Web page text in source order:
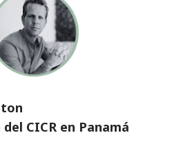
CICR en Panamá